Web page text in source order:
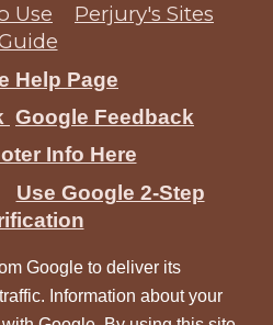
Use
Perjury's Sites
Help Page
Google Feedback
Info Here
Use Google 2-Step
Google to deliver its
Information about your